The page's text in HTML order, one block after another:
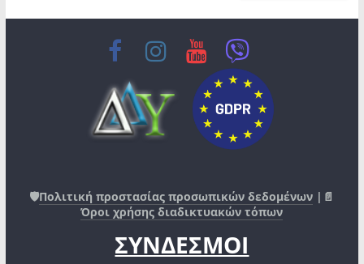
🛡️Πολιτική προστασίας προσωπικών δεδομένων |📄
Όροι χρήσης διαδικτυακών τόπων
ΣΥΝΔΕΣΜΟΙ